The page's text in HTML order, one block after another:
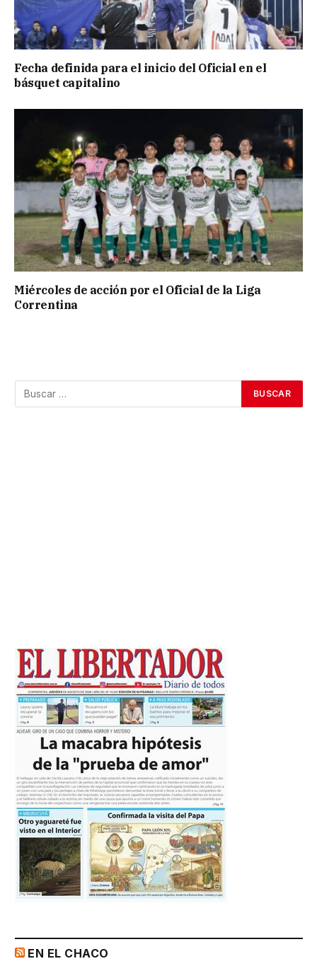
Fecha definida para el inicio del Oficial en el
básquet capitalino
Miércoles de acción por el Oficial de la Liga
Correntina
EN EL CHACO